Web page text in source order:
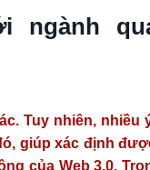
ngành
Tuy nhiên, nhiều
giúp xác định
của Web 3.0.